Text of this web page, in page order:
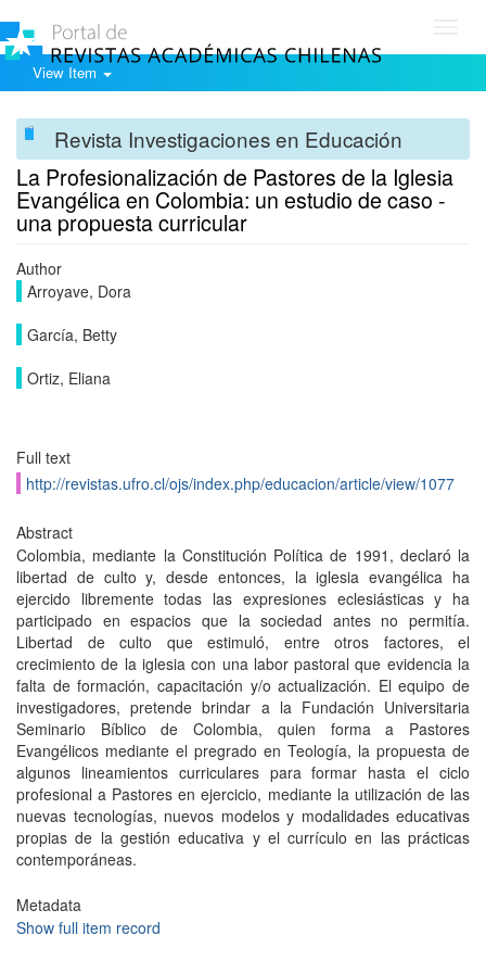
View Item
Revista Investigaciones en Educación
La Profesionalización de Pastores de la Iglesia
Evangélica en Colombia: un estudio de caso -
una propuesta curricular
Author
Arroyave, Dora
García, Betty
Ortiz, Eliana
Full text
http://revistas.ufro.cl/ojs/index.php/educacion/article/view/1077
Abstract
Colombia, mediante la Constitución Política de 1991, declaró la
libertad de culto y, desde entonces, la iglesia evangélica ha
ejercido libremente todas las expresiones eclesiásticas y ha
participado en espacios que la sociedad antes no permitía.
Libertad de culto que estimuló, entre otros factores, el
crecimiento de la iglesia con una labor pastoral que evidencia la
falta de formación, capacitación y/o actualización. El equipo de
investigadores, pretende brindar a la Fundación Universitaria
Seminario Bíblico de Colombia, quien forma a Pastores
Evangélicos mediante el pregrado en Teología, la propuesta de
algunos lineamientos curriculares para formar hasta el ciclo
profesional a Pastores en ejercicio, mediante la utilización de las
nuevas tecnologías, nuevos modelos y modalidades educativas
propias de la gestión educativa y el currículo en las prácticas
contemporáneas.
Metadata
Show full item record